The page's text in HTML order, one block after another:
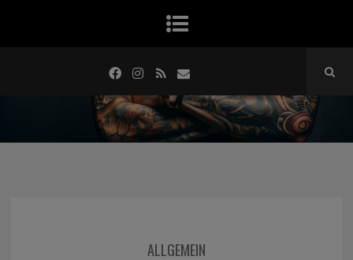
ALLGEMEIN